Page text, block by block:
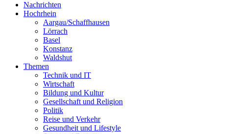
Nachrichten
Hochrhein
Aargau/Schaffhausen
Lörrach
Basel
Konstanz
Waldshut
Themen
Technik und IT
Wirtschaft
Bildung und Kultur
Gesellschaft und Religion
Politik
Reise und Verkehr
Gesundheit und Lifestyle